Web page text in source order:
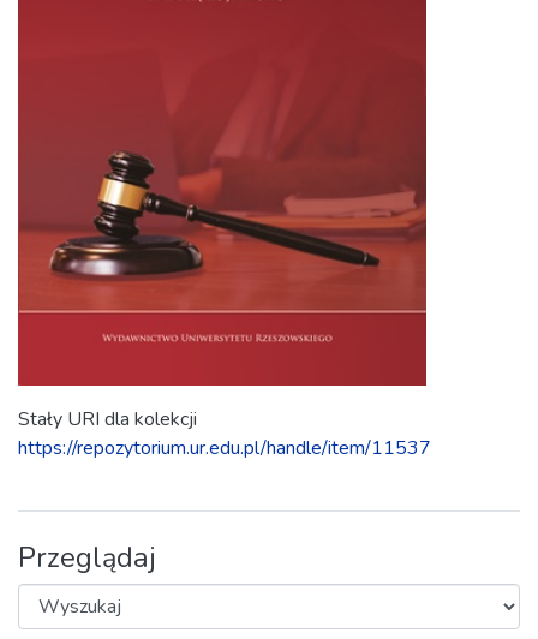
Stały URI dla kolekcji
https://repozytorium.ur.edu.pl/handle/item/11537
Przeglądaj